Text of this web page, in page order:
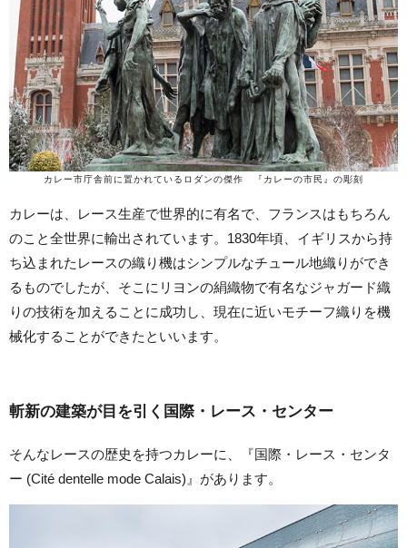
カレー市庁舎前に置かれているロダンの傑作 『カレーの市民』の彫刻
カレーは、レース生産で世界的に有名で、フランスはもちろん
のこと全世界に輸出されています。1830年頃、イギリスから持
ち込まれたレースの織り機はシンプルなチュール地織りができ
るものでしたが、そこにリヨンの絹織物で有名なジャガード織
りの技術を加えることに成功し、現在に近いモチーフ織りを機
械化することができたといいます。
斬新の建築が目を引く国際・レース・センター
そんなレースの歴史を持つカレーに、『国際・レース・センタ
ー (Cité dentelle mode Calais)』があります。